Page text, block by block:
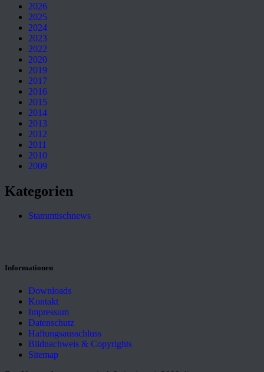
2026
2025
2024
2023
2022
2020
2019
2017
2016
2015
2014
2013
2012
2011
2010
2009
Kategorien
Stammtischnews
Informationen
Downloads
Kontakt
Impressum
Datenschutz
Haftungsausschluss
Bildnachweis & Copyrights
Sitemap